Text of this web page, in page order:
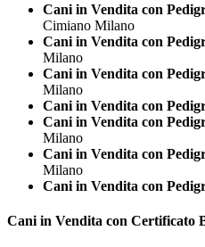
Cani in Vendita con
Cimiano Milano
Cani in Vendita con
Milano
Cani in Vendita con
Milano
Cani in Vendita con
Cani in Vendita con
Milano
Cani in Vendita con
Milano
Cani in Vendita con
Cani in Vendita con Certificato